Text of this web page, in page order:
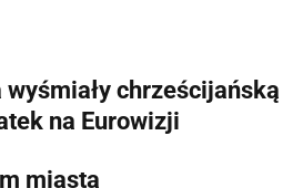
chrześcijańską
na Eurowizji
miasta